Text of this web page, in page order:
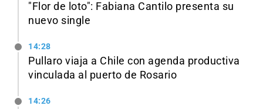
"Flor de loto": Fabiana Cantilo presenta su
nuevo single
14:28
Pullaro viaja a Chile con agenda productiva
vinculada al puerto de Rosario
14:26